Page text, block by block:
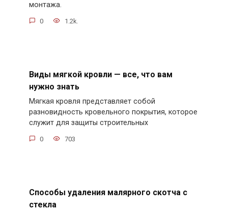
монтажа.
0 1.2k.
Виды мягкой кровли — все, что вам
нужно знать
Мягкая кровля представляет собой
разновидность кровельного покрытия, которое
служит для защиты строительных
0 703
Способы удаления малярного скотча с
стекла